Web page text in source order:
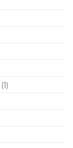
(1)